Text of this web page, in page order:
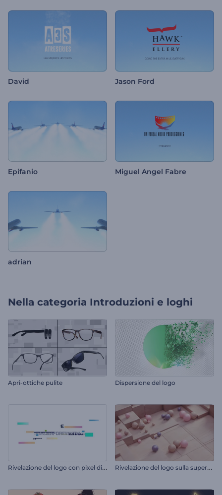
David Jason Ford
Epifanio Miguel Angel Fabre
adrian
Nella categoria Introduzioni e loghi
Apri-ottiche pulite Dispersione del logo
R
ivelazione del logo con pixel dinamici R
ivelazione del logo sulla superficie a mosaico